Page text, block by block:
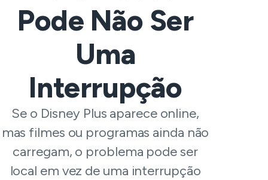
Pode Não Ser
Uma
Interrupção
Se o Disney Plus aparece online,
mas filmes ou programas ainda não
carregam, o problema pode ser
local em vez de uma interrupção